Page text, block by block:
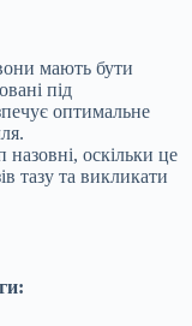
мають бути
під
оптимальне
оскільки це
тазу та викликати